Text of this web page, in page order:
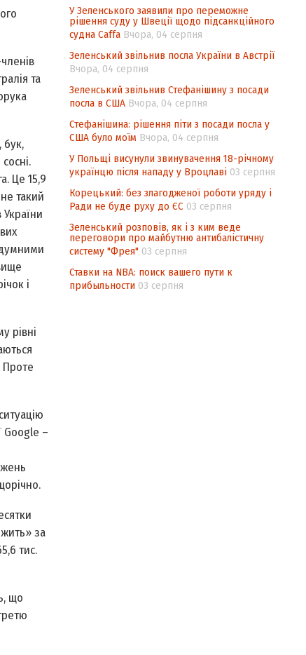
та
бук,
Це 15,9
такий
і
рівні
Google –
за
тис.
що
підрахунку голосів виборців
Інформаційна безпека суспільства
У Зеленського заявили про переможне
рішення суду у Швеції щодо підсанкційного
судна Caffa Вчора, 04 серпня
Зеленський звільнив посла України в Австрії
Вчора, 04 серпня
Зеленський звільнив Стефанішину з посади
посла в США Вчора, 04 серпня
Стефанішина: рішення піти з посади посла у
США було моїм Вчора, 04 серпня
У Польщі висунули звинувачення 18-річному
українцю після нападу у Вроцлаві 03 серпня
Корецький: без злагодженої роботи уряду і
Ради не буде руху до ЄС 03 серпня
Зеленський розповів, як і з ким веде
переговори про майбутню антибалістичну
систему "Фрея" 03 серпня
Ставки на NBA: поиск вашего пути к
прибыльности 03 серпня